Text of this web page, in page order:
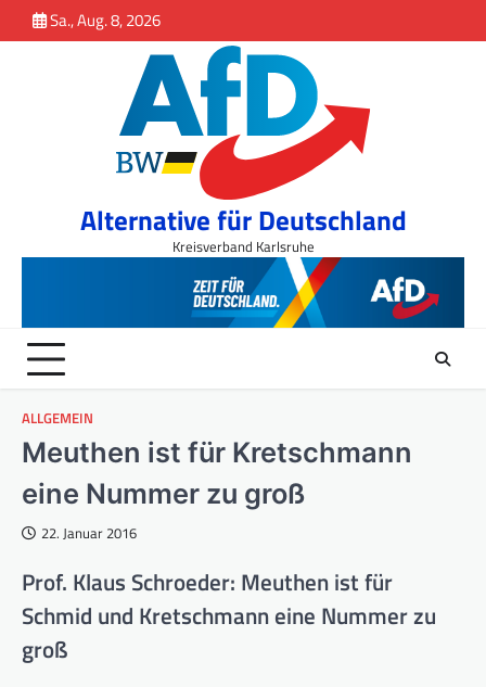
springen
to
Sa., Aug. 8, 2026
Alternative für Deutschland
Kreisverband Karlsruhe
ALLGEMEIN
Meuthen ist für Kretschmann
eine Nummer zu groß
22. Januar 2016
Prof. Klaus Schroeder: Meuthen ist für
Schmid und Kretschmann eine Nummer zu
groß